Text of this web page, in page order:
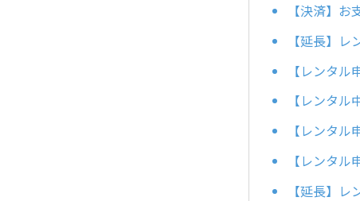
【決済】
【延長】
【レンタ
【レンタ
【レンタル
【レンタ
【延長】